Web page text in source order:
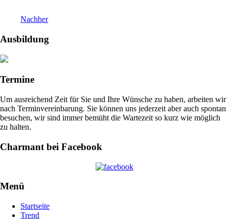
Nachher
Ausbildung
Termine
Um ausreichend Zeit für Sie und Ihre Wünsche zu haben, arbeiten wir
nach Terminvereinbarung. Sie können uns jederzeit aber auch spontan
besuchen, wir sind immer bemüht die Wartezeit so kurz wie möglich
zu halten.
Charmant bei Facebook
Menü
Startseite
Trend